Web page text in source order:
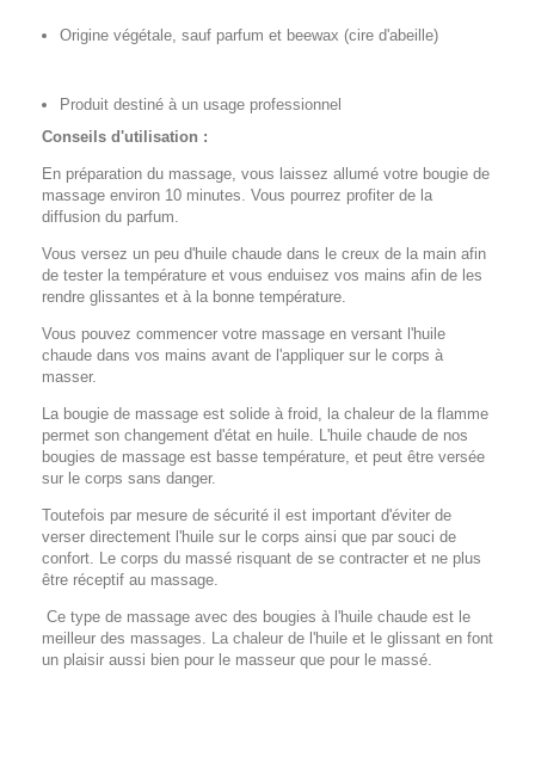
Origine végétale, sauf parfum et beewax (cire d'abeille)
Produit destiné à un usage professionnel
Conseils d'utilisation :
En préparation du massage, vous laissez allumé votre bougie de
massage environ 10 minutes. Vous pourrez profiter de la
diffusion du parfum.
Vous versez un peu d'huile chaude dans le creux de la main afin
de tester la température et vous enduisez vos mains afin de les
rendre glissantes et à la bonne température.
Vous pouvez commencer votre massage en versant l'huile
chaude dans vos mains avant de l'appliquer sur le corps à
masser.
La bougie de massage est solide à froid, la chaleur de la flamme
permet son changement d'état en huile. L'huile chaude de nos
bougies de massage est basse température, et peut être versée
sur le corps sans danger.
Toutefois par mesure de sécurité il est important d'éviter de
verser directement l'huile sur le corps ainsi que par souci de
confort. Le corps du massé risquant de se contracter et ne plus
être réceptif au massage.
Ce type de massage avec des bougies à l'huile chaude est le
meilleur des massages. La chaleur de l'huile et le glissant en font
un plaisir aussi bien pour le masseur que pour le massé.